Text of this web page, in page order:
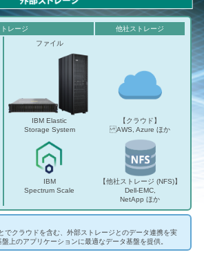
レージ
他社ストレージ
ファイル
IBM Elastic
Storage System
【クラウド】
AWS, Azure ほか
IBM
Spectrum Scale
【他社ストレージ (NFS)】
Dell-EMC,
NetApp ほか
でクラウドを含む、外部ストレージとのデータ連携を実
上のアプリケーションに最適なデータ基盤を提供。